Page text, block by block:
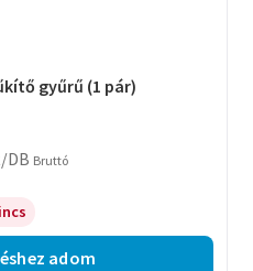
gyűrű (1 pár)
/DB Bruttó
adom